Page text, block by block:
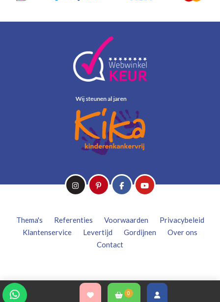
0
Thema's Referenties Voorwaarden
Privacybeleid
Klantenservice
Levertijd Gordijnen
Over ons
Contact